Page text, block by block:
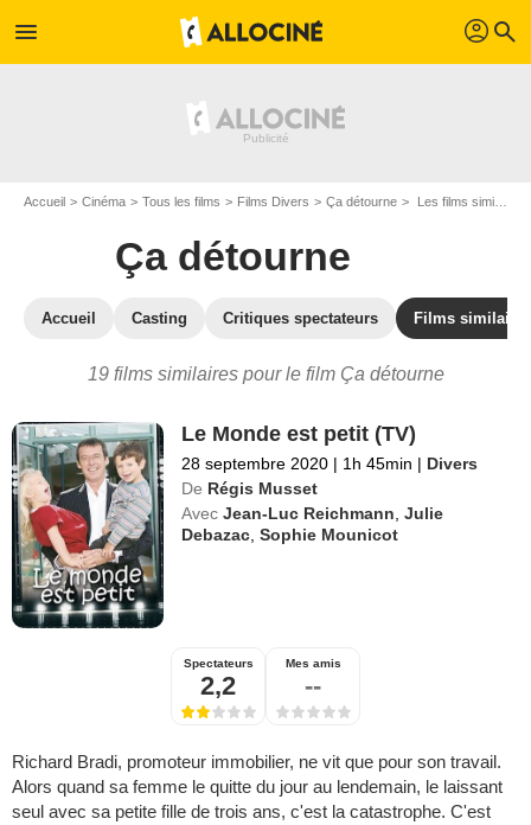
menu profil search
Accueil Cinéma Tous les films Films Divers Ça détourne Les films similaires à "Ça détourne"
Ça détourne
Accueil Casting Critiques spectateurs Films similaires
19 films similaires pour le film Ça détourne
Le Monde est petit (TV)
28 septembre 2020 | 1h 45min | Divers
De Régis Musset
Avec Jean-Luc Reichmann ,Julie
Debazac ,Sophie Mounicot
Spectateurs
2,2
Mes amis
--
Richard Bradi, promoteur immobilier, ne vit que pour son travail.
Alors quand sa femme le quitte du jour au lendemain, le laissant
seul avec sa petite fille de trois ans, c'est la catastrophe. C'est